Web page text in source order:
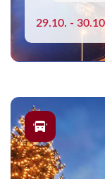
29.10. -